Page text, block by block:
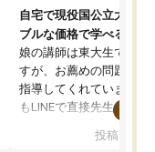
自宅で現役国公立大学生
ブルな価格で学べる
娘の講師は東大生では無
すが、お薦めの問題集や
指導してくれています。
もLINEで直接先生に質問
めれるので、個人に合
投稿日：